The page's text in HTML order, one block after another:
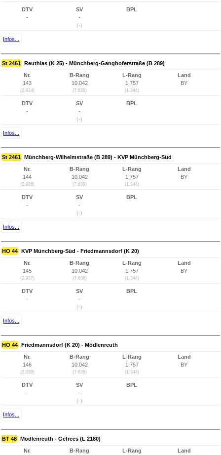
DTV
-
SV
-
(-)
BPL
Infos...
St 2461 Reuthlas (K 25) - Münchberg-Ganghoferstraße (B 289)
Nr.
143
(2.934)
B-Rang
10.042
(7.638)
L-Rang
1.757
(1.344)
Land
BY
DTV
-
SV
-
(-)
BPL
Infos...
St 2461 Münchberg-Wilhelmstraße (B 289) - KVP Münchberg-Süd
Nr.
144
(2.936)
B-Rang
10.042
(7.638)
L-Rang
1.757
(1.344)
Land
BY
DTV
-
SV
-
(-)
BPL
Infos...
HO 44 KVP Münchberg-Süd - Friedmannsdorf (K 20)
Nr.
145
(2.937)
B-Rang
10.042
(7.638)
L-Rang
1.757
(1.344)
Land
BY
DTV
-
SV
-
(-)
BPL
Infos...
HO 44 Friedmannsdorf (K 20) - Mödlenreuth
Nr.
146
(2.938)
B-Rang
10.042
(7.638)
L-Rang
1.757
(1.344)
Land
BY
DTV
-
SV
-
(-)
BPL
Infos...
BT 48 Mödlenreuth - Gefrees (L 2180)
Nr.
B-Rang
L-Rang
Land